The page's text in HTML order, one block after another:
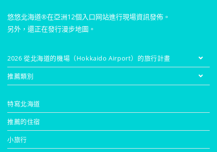
悠悠北海道®在亞洲12個入口网站進行現場資訊發佈。
另外，還正在發行漫步地圖。
2026 從北海道的機場（Hokkaido Airport）的旅行計畫
推薦類別
特寫北海道
推薦的住宿
小旅行